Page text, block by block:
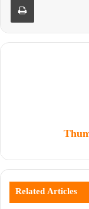
Related Articles